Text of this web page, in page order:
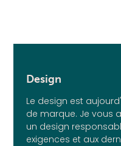
Design
Le design est
de marque. Je vous
un design
exigences et aux